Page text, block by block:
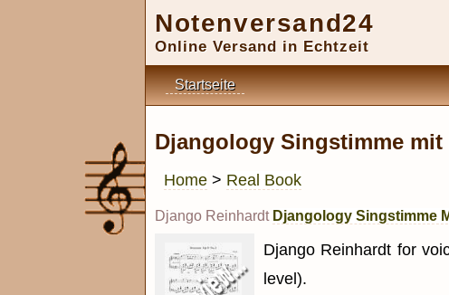
Notenversand24
Online Versand in Echtzeit
Startseite
Djangology Singstimme
Home > Real Book
Django Reinhardt Djangology Singstimme
Django Reinhardt for
level).